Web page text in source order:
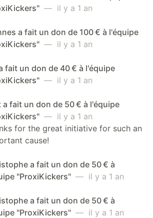
— il y a 1 an
a fait un don de 100 € à l'équipe
— il y a 1 an
fait un don de 40 € à l'équipe
— il y a 1 an
a fait un don de 50 € à l'équipe
— il y a 1 an
for the great initiative for such an
cause!
a fait un don de 50 € à
"ProxiKickers" — il y a 1 an
a fait un don de 50 € à
"ProxiKickers" — il y a 1 an